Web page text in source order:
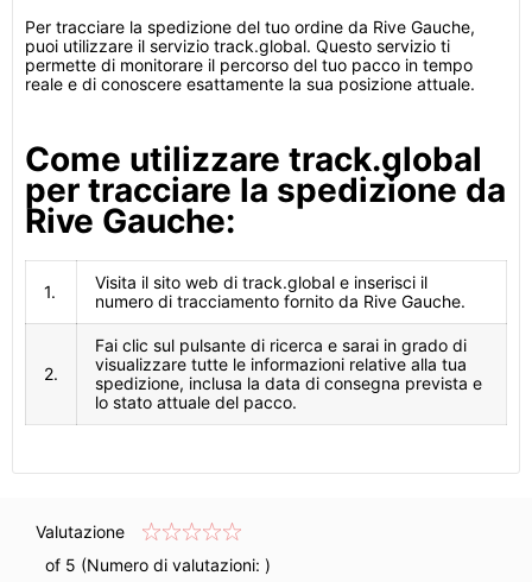
Per tracciare la spedizione del tuo ordine da Rive Gauche,
puoi utilizzare il servizio track.global. Questo servizio ti
permette di monitorare il percorso del tuo pacco in tempo
reale e di conoscere esattamente la sua posizione attuale.
Come utilizzare track.global
per tracciare la spedizione da
Rive Gauche:
1.
Visita il sito web di track.global e inserisci il
numero di tracciamento fornito da Rive Gauche.
2.
Fai clic sul pulsante di ricerca e sarai in grado di
visualizzare tutte le informazioni relative alla tua
spedizione, inclusa la data di consegna prevista e
lo stato attuale del pacco.
Valutazione
of 5 (Numero di valutazioni: )